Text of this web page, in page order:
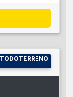
TODOTERRENO